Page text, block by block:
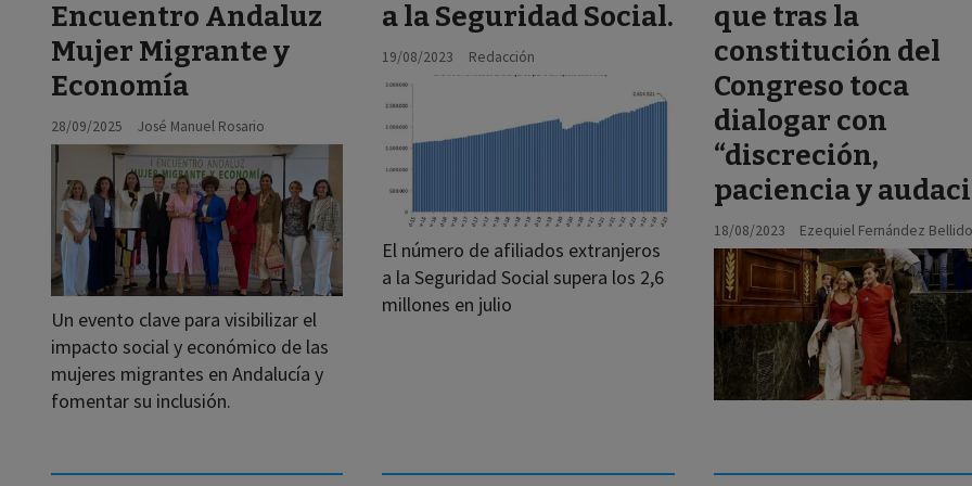
Encuentro Andaluz
Mujer Migrante y
Economía
José Manuel Rosario
28/09/2025
Un evento clave para visibilizar el
impacto social y económico de las
mujeres migrantes en Andalucía y
fomentar su inclusión.
a la Seguridad Social.
Redacción
19/08/2023
El número de afiliados extranjeros
a la Seguridad Social supera los 2,6
millones en julio
que tras la
constitución del
Congreso toca
dialogar con
“discreción,
paciencia y
Ezequiel Fernández
18/08/2023